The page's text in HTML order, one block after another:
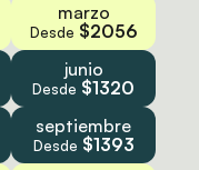
marzo
Desde $2056
junio
Desde $1320
septiembre
Desde $1393